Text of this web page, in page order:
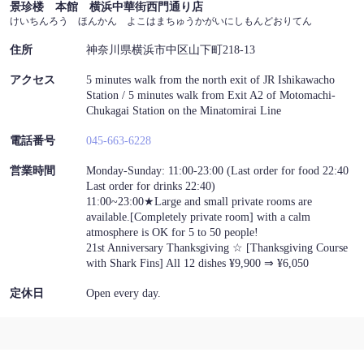
景珍楼 本館 横浜中華街西門通り店
けいちんろう ほんかん よこはまちゅうかがいにしもんどおりてん
住所 神奈川県横浜市中区山下町218-13
アクセス
5 minutes walk from the north exit of JR Ishikawacho
Station / 5 minutes walk from Exit A2 of Motomachi-
Chukagai Station on the Minatomirai Line
電話番号 045-663-6228
営業時間
Monday-Sunday: 11:00-23:00 (Last order for food 22:40
Last order for drinks 22:40)
11:00~23:00★Large and small private rooms are
available.[Completely private room] with a calm
atmosphere is OK for 5 to 50 people!
21st Anniversary Thanksgiving ☆ [Thanksgiving Course
with Shark Fins] All 12 dishes ¥9,900 ⇒ ¥6,050
定休日 Open every day.
この店舗情報をシェアする
ACCESS | 景珍楼 本館 横浜中華街西門通り店
https://keichinrouhonkan.owst.jp/map
閉じる